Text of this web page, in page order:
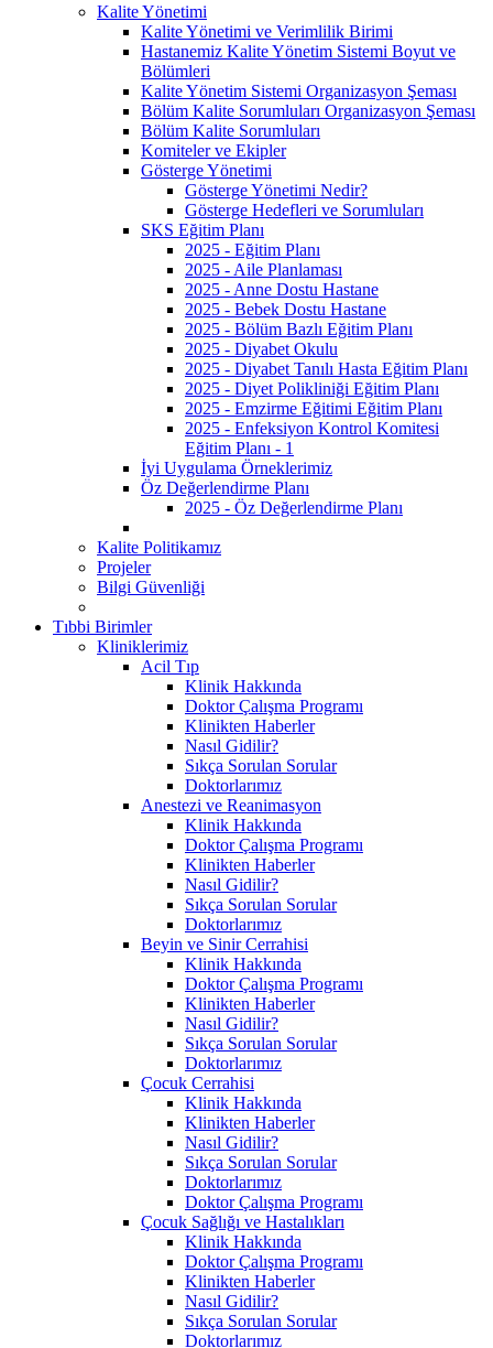
Kalite Yönetimi
Kalite Yönetimi ve Verimlilik Birimi
Hastanemiz Kalite Yönetim Sistemi Boyut ve
Bölümleri
Kalite Yönetim Sistemi Organizasyon Şeması
Bölüm Kalite Sorumluları Organizasyon Şeması
Bölüm Kalite Sorumluları
Komiteler ve Ekipler
Gösterge Yönetimi
Gösterge Yönetimi Nedir?
Gösterge Hedefleri ve Sorumluları
SKS Eğitim Planı
2025 - Eğitim Planı
2025 - Aile Planlaması
2025 - Anne Dostu Hastane
2025 - Bebek Dostu Hastane
2025 - Bölüm Bazlı Eğitim Planı
2025 - Diyabet Okulu
2025 - Diyabet Tanılı Hasta Eğitim Planı
2025 - Diyet Polikliniği Eğitim Planı
2025 - Emzirme Eğitimi Eğitim Planı
2025 - Enfeksiyon Kontrol Komitesi
Eğitim Planı - 1
İyi Uygulama Örneklerimiz
Öz Değerlendirme Planı
2025 - Öz Değerlendirme Planı
Kalite Politikamız
Projeler
Bilgi Güvenliği
Tıbbi Birimler
Kliniklerimiz
Acil Tıp
Klinik Hakkında
Doktor Çalışma Programı
Klinikten Haberler
Nasıl Gidilir?
Sıkça Sorulan Sorular
Doktorlarımız
Anestezi ve Reanimasyon
Klinik Hakkında
Doktor Çalışma Programı
Klinikten Haberler
Nasıl Gidilir?
Sıkça Sorulan Sorular
Doktorlarımız
Beyin ve Sinir Cerrahisi
Klinik Hakkında
Doktor Çalışma Programı
Klinikten Haberler
Nasıl Gidilir?
Sıkça Sorulan Sorular
Doktorlarımız
Çocuk Cerrahisi
Klinik Hakkında
Klinikten Haberler
Nasıl Gidilir?
Sıkça Sorulan Sorular
Doktorlarımız
Doktor Çalışma Programı
Çocuk Sağlığı ve Hastalıkları
Klinik Hakkında
Doktor Çalışma Programı
Klinikten Haberler
Nasıl Gidilir?
Sıkça Sorulan Sorular
Doktorlarımız